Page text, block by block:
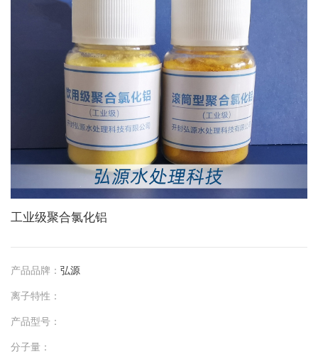
工业级聚合氯化铝
产品品牌： 弘源
离子特性：
产品型号：
分子量：